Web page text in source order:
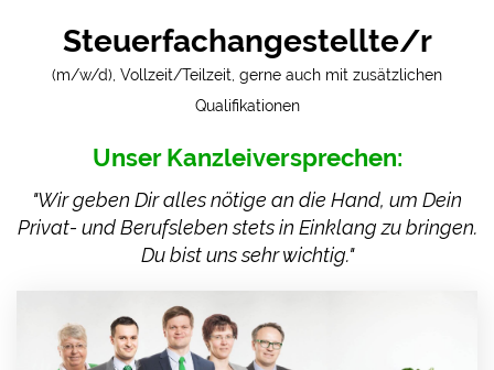
Steuerfachangestellte/r
(m/w/d) , Vollzeit/Teilzeit, gerne auch mit zusätzlichen
Qualifikationen
Unser Kanzleiversprechen:
"Wir geben Dir alles nötige an die Hand, um Dein
Privat- und Berufsleben stets in Einklang zu bringen.
Du bist uns sehr wichtig."